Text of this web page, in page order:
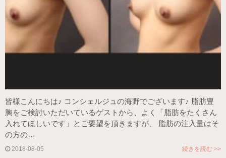
皆様こんにちは♪ コンシェルジュの海野でございます♪ 脂肪豊
胸をご検討いただいているゲストから、よく「脂肪をたくさん
入れてほしいです」とご要望を頂きますが、 脂肪の注入量はそ
の方の…
2018-08-05 続きを読む >>